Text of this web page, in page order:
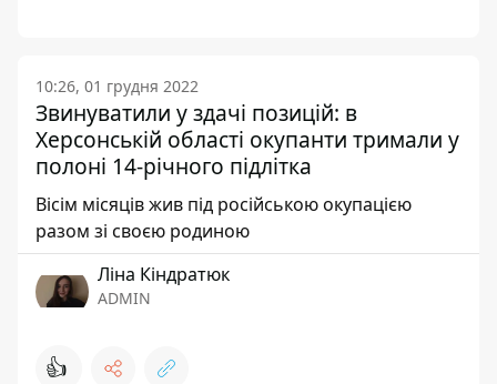
10:26, 01 грудня 2022
Звинуватили у здачі позицій: в
Херсонській області окупанти тримали у
полоні 14-річного підлітка
Вісім місяців жив під російською окупацією
разом зі своєю родиною
Ліна Кіндратюк
ADMIN
👍